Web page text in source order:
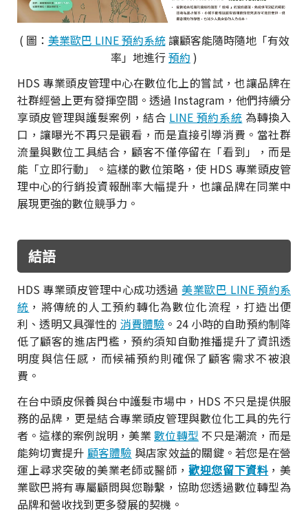
( 圖： 美業歐巴 LINE 預約系統讓顧客能隨時隨地「有效
率」地進行預約 )
HDS 專業頭皮管理中心在數位化上的嘗試，也讓品牌在
社群經營上更有發揮空間。透過 Instagram，他們持續分
享頭皮管理與護髮案例，結合 LINE 預約系統 為轉換入
口，讓曝光不再只是觀看，而是直接引導消費。當社群
流量與數位工具結合，顧客不僅停留在「看到」，而是
能「立即行動」。這樣的數位策略，使 HDS 專業頭皮管
理中心的行銷投資報酬率大幅提升，也讓品牌在同業中
展現更強的數位競爭力。
結語
HDS 專業頭皮管理中心成功透過 美業歐巴 LINE 預約系
統 ，將傳統的人工預約轉化為數位化流程，打造出便
利、透明又具彈性的 消費體驗 。24 小時的自助預約制降
低了顧客的進店門檻，預約須知自動推播提升了資訊透
明度與信任感，而候補預約則確保了顧客需求不被浪
費。
在台中頭皮保養與台中護髮市場中，HDS 不只是提供服
務的品牌，更是結合專業頭皮管理與數位化工具的先行
者。這樣的案例說明，美業數位轉型 不只是潮流，而是
能夠切實提升 顧客體驗 與店家效益的關鍵。若您是在營
運上尋求突破的美業老師或醫師，歡迎您留下資料 ，美
業歐巴將有專屬顧問與您聯繫，協助您透過數位轉型為
品牌和營收找到更多發展的契機。